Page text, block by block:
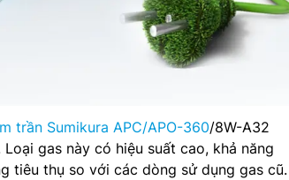
trần Sumikura APC/APO-360/8W-A32
gas này có hiệu suất cao, khả năng
tiêu thụ so với các dòng sử dụng gas cũ.